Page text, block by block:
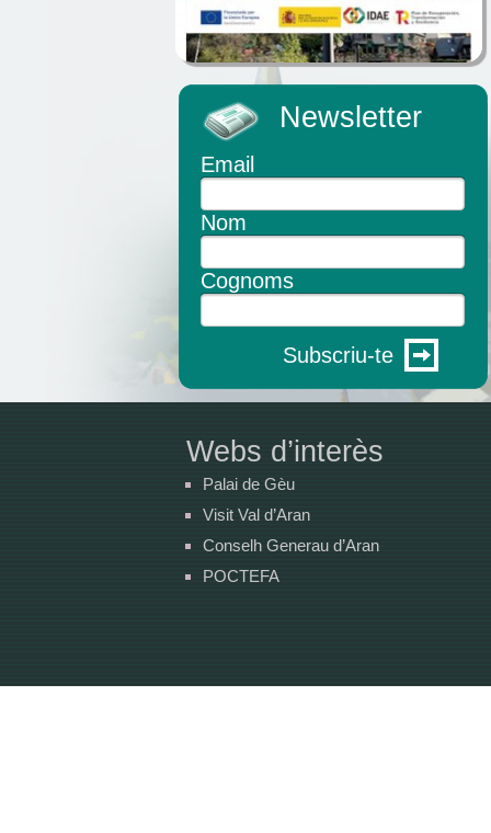
Newsletter
Email
Nom
Cognoms
Subscriu-te
Webs d’interès
Palai de Gèu
Visit Val d’Aran
Conselh Generau d’Aran
POCTEFA